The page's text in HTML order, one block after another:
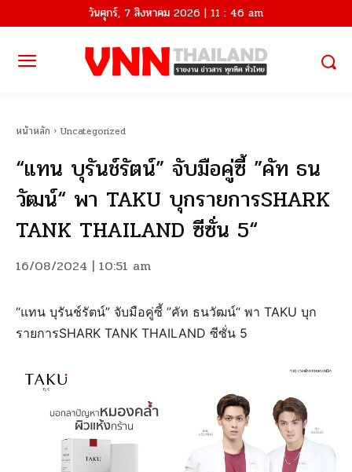
วันศุกร์, 7 สิงหาคม 2026 | 11 : 46 am
หน้าหลัก Uncategorized
“แทน บุรันช์รัตน์” จับมือคู่ซี้ ”คัท ธน
วัฒน์“ พา TAKU บุกรายการSHARK
TANK THAILAND ซีซั่น 5“
16/08/2024 | 10:51 am
“แทน บุรันช์รัตน์” จับมือคู่ซี้ ”คัท ธนวัฒน์“ พา TAKU บุก
รายการSHARK TANK THAILAND ซีซั่น 5